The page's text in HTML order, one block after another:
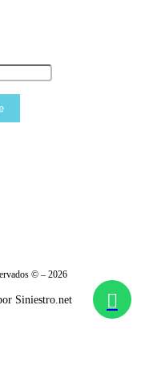
© – 2026
Siniestro.net